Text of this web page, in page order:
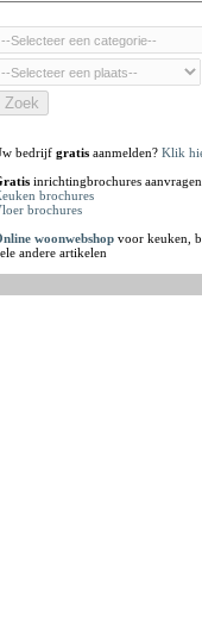
bedrijf gratis aanmelden? Klik
inrichtingbrochures
brochures
brochures
woonwebshop voor keuken,
andere artikelen